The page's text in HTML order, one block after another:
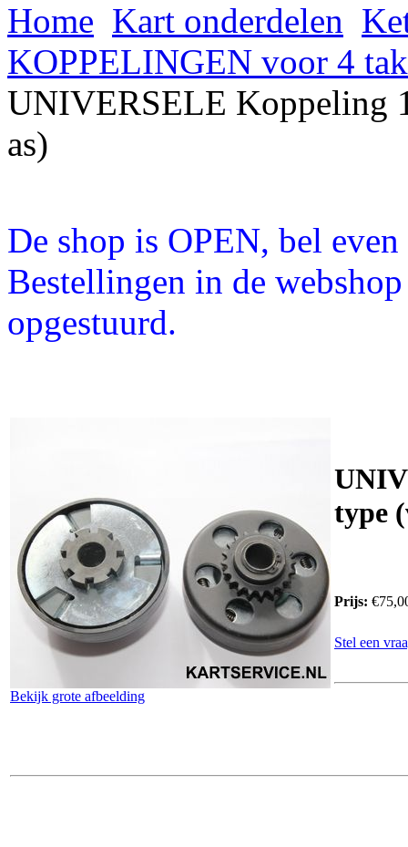
Home Kart onderdelen
KOPPELINGEN voor 4
UNIVERSELE Koppeling
as)
De shop is OPEN, bel
Bestellingen in de
opgestuurd.
Bekijk grote afbeelding
type
Prijs:
Stel een